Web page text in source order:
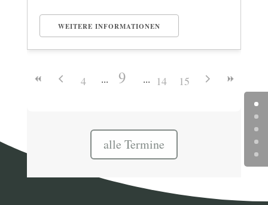
WEITERE INFORMATIONEN
4 9 14 15
alle Termine